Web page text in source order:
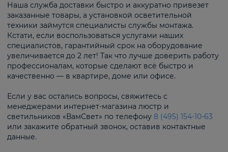
Наша служба доставки быстро и аккуратно привезет
заказанные товары, а установкой осветительной
техники займутся специалисты службы монтажа.
Кстати, если воспользоваться услугами наших
специалистов, гарантийный срок на оборудование
увеличивается до 2 лет! Так что лучше доверить работу
профессионалам, которые сделают всё быстро и
качественно — в квартире, доме или офисе.
Если у вас остались вопросы, свяжитесь с
менеджерами интернет-магазина люстр и
светильников «ВамСвет» по телефону 8 (495) 154-10-63
или закажите обратный звонок, оставив контактные
данные.